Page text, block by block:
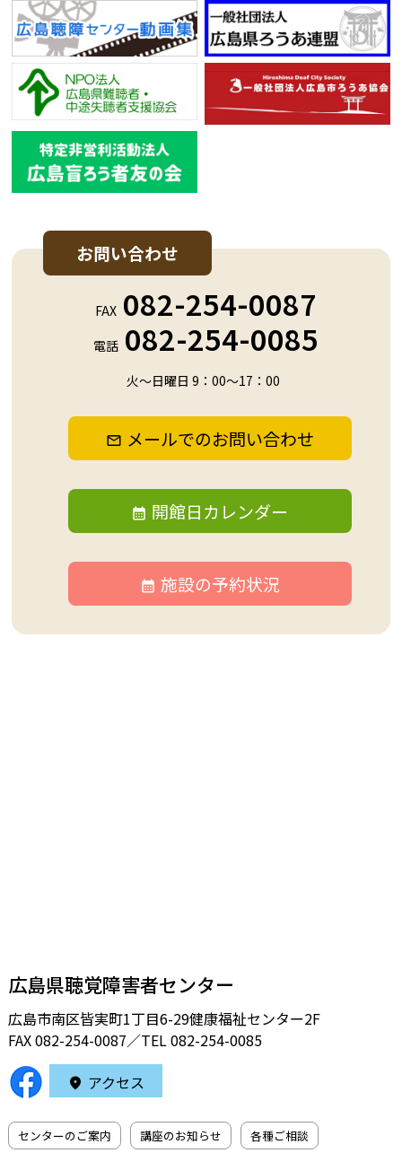
お問い合わせ
FAX 082-254-0087
電話 082-254-0085
火～日曜日 9：00～17：00
メールでのお問い合わせ
開館日カレンダー
施設の予約状況
広島県聴覚障害者センター
広島市南区皆実町1丁目6-29健康福祉センター2F
FAX 082-254-0087／TEL082-254-0085
アクセス
センターのご案内 講座のお知らせ 各種ご相談